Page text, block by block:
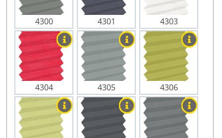
4300 4301 4303
4304 4305 4306